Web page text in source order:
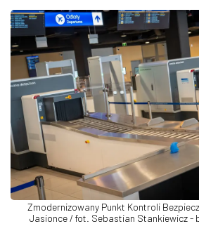
Zmodernizowany Punkt Kontroli
Jasionce / fot. Sebastian Stankiewicz -